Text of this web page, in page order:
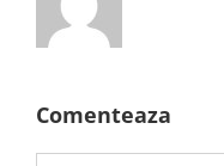
Comenteaza